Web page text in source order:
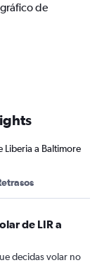
de
Liberia a Baltimore
de LIR a
decidas volar no